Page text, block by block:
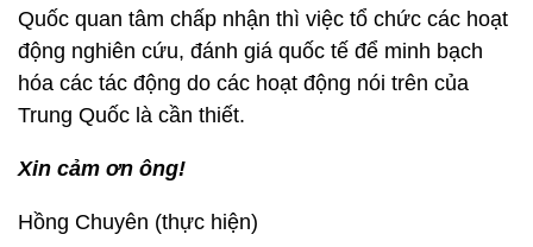
Quốc quan tâm chấp nhận thì việc tổ chức các hoạt
động nghiên cứu, đánh giá quốc tế để minh bạch
hóa các tác động do các hoạt động nói trên của
Trung Quốc là cần thiết.
Xin cảm ơn ông!
Hồng Chuyên (thực hiện)